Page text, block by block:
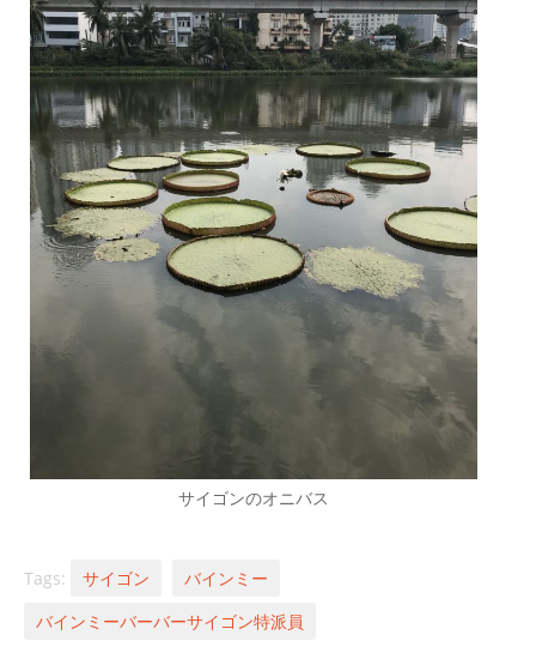
サイゴンのオニバス
Tags: サイゴン
バインミー
バインミーバーバーサイゴン特派員